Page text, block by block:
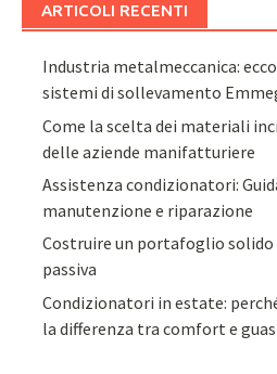
ARTICOLI RECENTI
Industria metalmeccanica:
sistemi di sollevamento
Come la scelta dei materiali
delle aziende manifatturiere
Assistenza condizionatori:
manutenzione e riparazione
Costruire un portafoglio solido
passiva
Condizionatori in estate:
la differenza tra comfort e